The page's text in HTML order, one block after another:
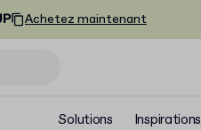
Achetez maintenant
Solutions Inspirations